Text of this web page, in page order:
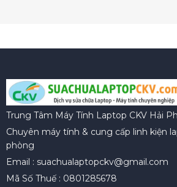
Trung Tâm Máy Tính Laptop CKV Hải
Chuyên máy tính & cung cấp linh kiện
phòng
Email : suachualaptopckv@gmail.com
Mã Số Thuế : 0801285678